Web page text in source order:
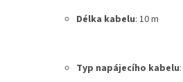
Délka kabelu: 10 m
Typ napájecího kabelu: